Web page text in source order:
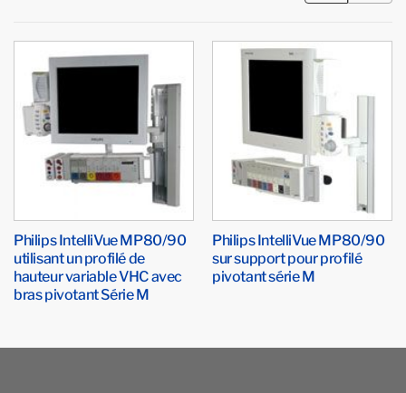
Philips IntelliVue MP80/90
utilisant un profilé de
hauteur variable VHC avec
bras pivotant Série M
Philips IntelliVue MP80/90
sur support pour profilé
pivotant série M